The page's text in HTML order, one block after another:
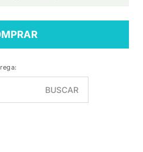
BUSCAR